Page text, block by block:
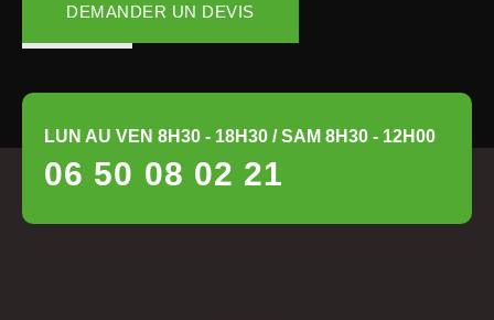
DEMANDER UN DEVIS
LUN AU VEN 8H30 - 18H30 / SAM 8H30 - 12H00
06 50 08 02 21